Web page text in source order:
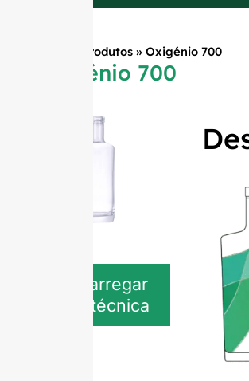
Produtos» Oxigénio 700
Oxigénio 700
Descarregar
ficha técnica